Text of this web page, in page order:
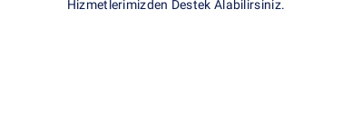
Hizmetlerimizden Destek Alabilirsiniz.